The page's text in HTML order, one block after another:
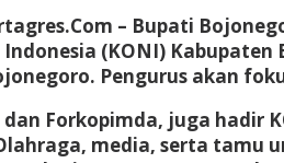
– Bupati
(KONI)
Pengurus akan
Forkopimda, juga hadir
media, serta tamu